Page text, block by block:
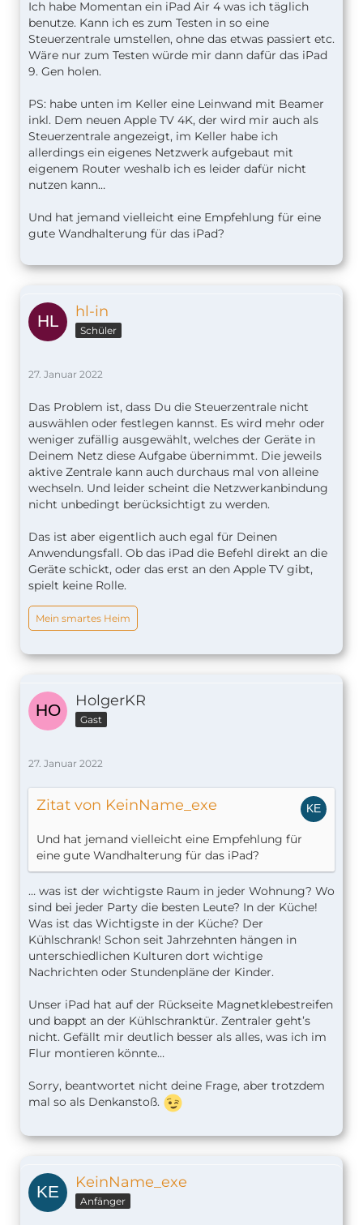
Ich habe Momentan ein iPad Air 4 was ich täglich
benutze. Kann ich es zum Testen in so eine
Steuerzentrale umstellen, ohne das etwas passiert etc.
Wäre nur zum Testen würde mir dann dafür das iPad
9. Gen holen.
PS: habe unten im Keller eine Leinwand mit Beamer
inkl. Dem neuen Apple TV 4K, der wird mir auch als
Steuerzentrale angezeigt, im Keller habe ich
allerdings ein eigenes Netzwerk aufgebaut mit
eigenem Router weshalb ich es leider dafür nicht
nutzen kann…
Und hat jemand vielleicht eine Empfehlung für eine
gute Wandhalterung für das iPad?
hl-in
Schüler
27. Januar 2022
Das Problem ist, dass Du die Steuerzentrale nicht
auswählen oder festlegen kannst. Es wird mehr oder
weniger zufällig ausgewählt, welches der Geräte in
Deinem Netz diese Aufgabe übernimmt. Die jeweils
aktive Zentrale kann auch durchaus mal von alleine
wechseln. Und leider scheint die Netzwerkanbindung
nicht unbedingt berücksichtigt zu werden.
Das ist aber eigentlich auch egal für Deinen
Anwendungsfall. Ob das iPad die Befehl direkt an die
Geräte schickt, oder das erst an den Apple TV gibt,
spielt keine Rolle.
Mein smartes Heim
HolgerKR
Gast
27. Januar 2022
Zitat von KeinName_exe
Und hat jemand vielleicht eine Empfehlung für
eine gute Wandhalterung für das iPad?
… was ist der wichtigste Raum in jeder Wohnung? Wo
sind bei jeder Party die besten Leute? In der Küche!
Was ist das Wichtigste in der Küche? Der
Kühlschrank! Schon seit Jahrzehnten hängen in
unterschiedlichen Kulturen dort wichtige
Nachrichten oder Stundenpläne der Kinder.
Unser iPad hat auf der Rückseite Magnetklebestreifen
und bappt an der Kühlschranktür. Zentraler geht’s
nicht. Gefällt mir deutlich besser als alles, was ich im
Flur montieren könnte…
Sorry, beantwortet nicht deine Frage, aber trotzdem
mal so als Denkanstoß.
KeinName_exe
Anfänger